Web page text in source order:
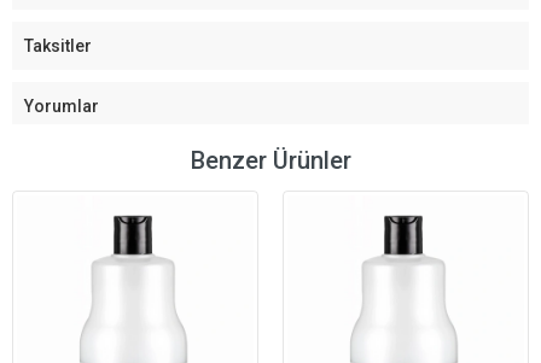
Taksitler
Yorumlar
Benzer Ürünler